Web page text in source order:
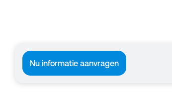
Nu informatie aanvragen